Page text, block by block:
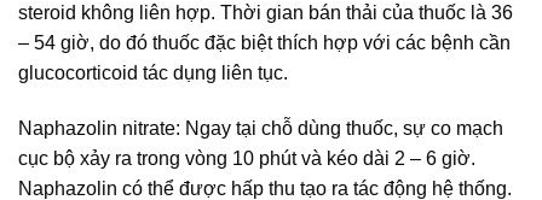
steroid không liên hợp. Thời gian bán thải của thuốc là 36
– 54 giờ, do đó thuốc đặc biệt thích hợp với các bệnh cần
glucocorticoid tác dụng liên tục.
Naphazolin nitrate: Ngay tại chỗ dùng thuốc, sự co mạch
cục bộ xảy ra trong vòng 10 phút và kéo dài 2 – 6 giờ.
Naphazolin có thể được hấp thu tạo ra tác động hệ thống.